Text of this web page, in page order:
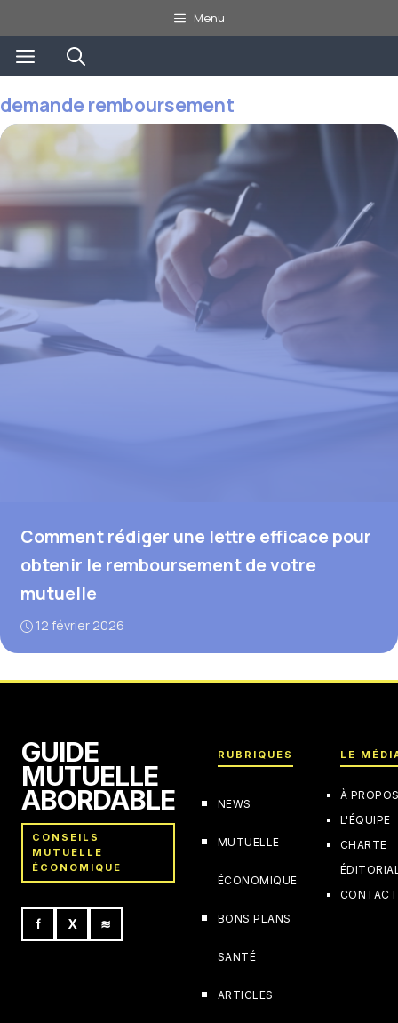
au
contenu
Menu
Menu
demande remboursement
Comment rédiger une lettre efficace pour
obtenir le remboursement de votre
mutuelle
12 février 2026
GUIDE
MUTUELLE
ABORDABLE
CONSEILS
MUTUELLE
ÉCONOMIQUE
f X ≋
RUBRIQUES
NEWS
MUTUELLE
ÉCONOMIQUE
BONS PLANS
SANTÉ
ARTICLES
LE
À
L'ÉQUIPE
CHARTE
CONTACT